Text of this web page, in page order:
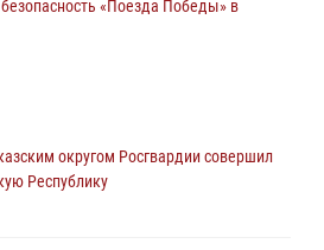
«Поезда Победы» в
бригады Росгвардии встретились с
округом Росгвардии совершил
Республику